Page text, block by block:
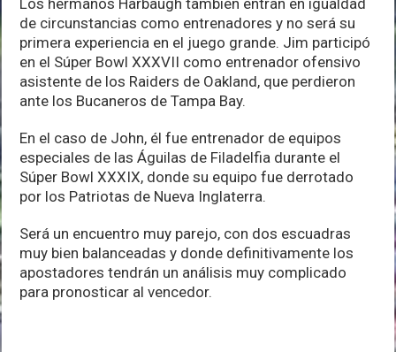
de circunstancias como entrenadores y no será su
primera experiencia en el juego grande. Jim participó
en el Súper Bowl XXXVII como entrenador ofensivo
asistente de los Raiders de Oakland, que perdieron
ante los Bucaneros de Tampa Bay.
En el caso de John, él fue entrenador de equipos
especiales de las Águilas de Filadelfia durante el
Súper Bowl XXXIX, donde su equipo fue derrotado
por los Patriotas de Nueva Inglaterra.
Será un encuentro muy parejo, con dos escuadras
muy bien balanceadas y donde definitivamente los
apostadores tendrán un análisis muy complicado
para pronosticar al vencedor.